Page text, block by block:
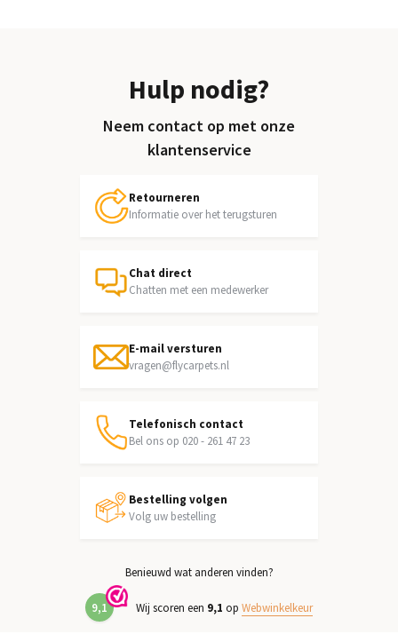
Hulp nodig?
Neem contact op met onze
klantenservice
Retourneren
Informatie over het terugsturen
Chat direct
Chatten met een medewerker
E-mail versturen
vragen@flycarpets.nl
Telefonisch contact
Bel ons op 020 - 261 47 23
Bestelling volgen
Volg uw bestelling
Benieuwd wat anderen vinden?
9,1 Wij scoren een 9,1 op Webwinkelkeur